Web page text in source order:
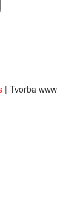
| Tvorba www